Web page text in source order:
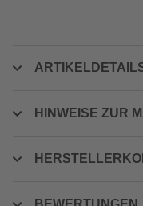
HINWEISE ZUR